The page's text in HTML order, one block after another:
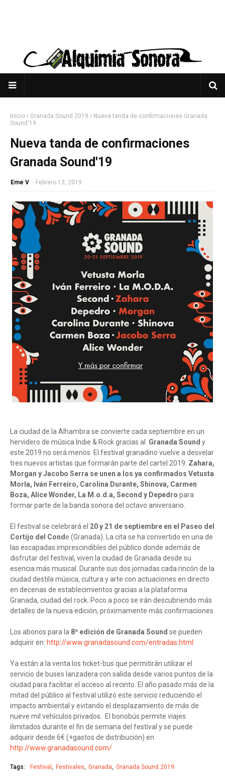
Inicio Granada Sound 2019
Nueva tanda de confirmaciones Granada
Sound'19
Nueva tanda de confirmaciones
Granada Sound'19
Eme V - Febrero 13, 2019
La ciudad de la Alhambra se convierte cada septiembre en un
hervidero de música Indie & Rock gracias al Granada Sound y
este 2019 no será menos. El festival granadino vuelve a desvelar
tres nuevos artistas que formarán parte del cartel 2019. Zahara,
Morgan y Jacobo Serra se unen a los ya confirmados Vetusta
Morla, Iván Ferreiro, Carolina Durante, Shinova, Carmen
Boza, Alice Wonder, La M.o.d.a, Second y Depedro para
formar parte de la banda sonora del octavo aniversario.
El festival se celebrará el 20 y 21 de septiembre en el Paseo del
Cortijo del Conde (Granada). La cita se ha convertido en una de
las escapadas imprescindibles del público donde además de
disfrutar del festival, viven la ciudad de Granada desde su
esencia más musical. Durante sus dos jornadas cada rincón de la
ciudad destila música, cultura y arte con actuaciones en directo
en decenas de establecimientos gracias a la plataforma
Granada, ciudad del rock. Poco a poco se irán descubriendo más
detalles de la nueva edición, próximamente más confirmaciones.
Los abonos para la 8ª edición de Granada Sound se pueden
adquirir en: http://www.granadasound.com/entradas.html
Ya están a la venta los ticket-bus que permitirán utilizar el
servicio de buses lanzadera con salida desde varios puntos de la
ciudad para facilitar el acceso al recinto. El año pasado más de la
mitad del público al festival utilizó este servicio reduciendo el
impacto ambiental y evitando el desplazamiento de más de
nueve mil vehículos privados. El bonobús permite viajes
ilimitados durante el fin de semana del festival y se puede
adquirir desde 6€ (+gastos de distribución) en
http://www.granadasound.com/
Tags: Festival Festivales Granada Granada Sound 2019